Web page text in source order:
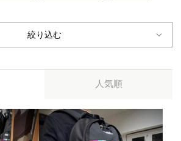
絞り込む
人気順